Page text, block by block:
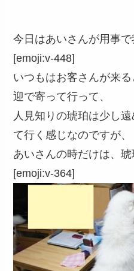
今日はあいさんが用事
[emoji:v-448]
いつもはお客さんが来
迎で寄って行って、
人見知りの琥珀は少し
て行く感じなのですが、
あいさんの時だけは、
[emoji:v-364]